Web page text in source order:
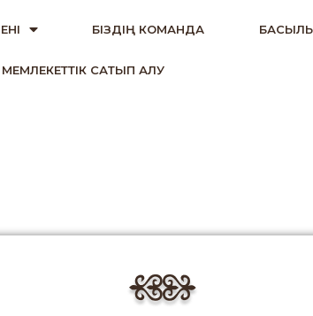
БІЗДІҢ КОМАНДА
МЕМЛЕКЕТТІК САТЫП АЛУ